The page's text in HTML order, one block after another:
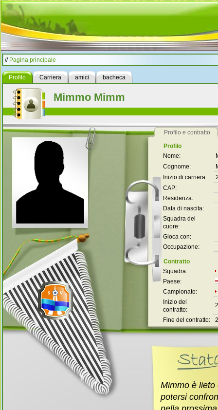
// Pagina principale
Profilo Carriera amici bacheca
Mimmo Mimm
Profilo e contratto
Profilo
Nome:
Cognome:
Inizio di carriera:
CAP:
Residenza:
Data di nascita:
Squadra del
cuore:
Gioca con:
Occupazione:
Contratto
Squadra:
Paese:
Campionato:
Inizio del
contratto:
Fine del contratto:
Mimmo è lieto
potersi